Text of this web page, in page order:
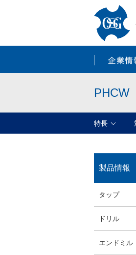
PHCW
特長
製品情報
タップ
ドリル
エンドミル